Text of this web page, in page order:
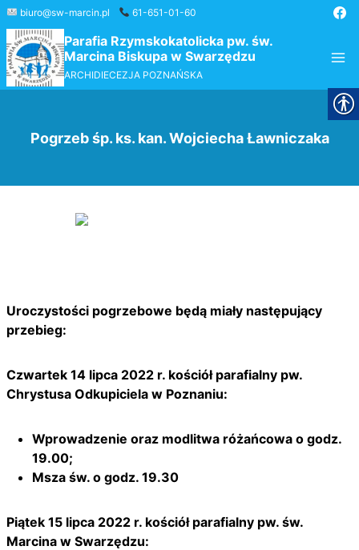
Przejdź
do
treści
biuro@sw-marcin.pl 61-651-01-60
Parafia Rzymskokatolicka pw. św.
Marcina Biskupa w Swarzędzu
ARCHIDIECEZJA POZNAŃSKA
Pogrzeb śp. ks. kan. Wojciecha Ławniczaka
Uroczystości pogrzebowe będą miały następujący
przebieg:
Czwartek 14 lipca 2022 r. kościół parafialny pw.
Chrystusa Odkupiciela w Poznaniu:
Wprowadzenie oraz modlitwa różańcowa o godz.
19.00;
Msza św. o godz. 19.30
Piątek 15 lipca 2022 r. kościół parafialny pw. św.
Marcina w Swarzędzu: